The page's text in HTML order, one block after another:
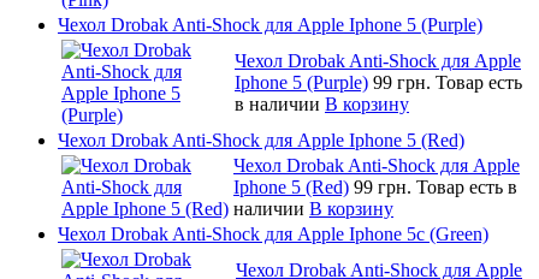
Чехол Drobak Anti-Shock для Apple Iphone 5 (Purple)
Чехол Drobak Anti-Shock для Apple
Iphone 5 (Purple) 99 грн. Товар есть
в наличии В корзину
Чехол Drobak Anti-Shock для Apple Iphone 5 (Red)
Чехол Drobak Anti-Shock для Apple
Iphone 5 (Red) 99 грн. Товар есть в
наличии В корзину
Чехол Drobak Anti-Shock для Apple Iphone 5c (Green)
Чехол Drobak Anti-Shock для Apple